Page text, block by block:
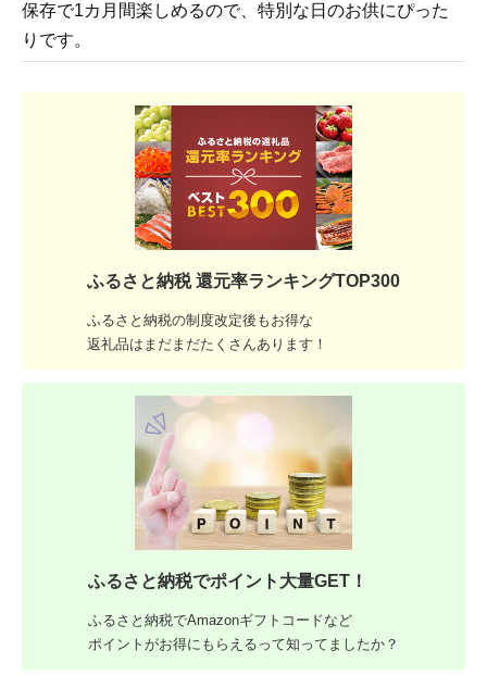
保存で1カ月間楽しめるので、特別な日のお供にぴった
りです。
ふるさと納税 還元率ランキングTOP300
ふるさと納税の制度改定後もお得な
返礼品はまだまだたくさんあります！
ふるさと納税でポイント大量GET！
ふるさと納税でAmazonギフトコードなど
ポイントがお得にもらえるって知ってましたか？